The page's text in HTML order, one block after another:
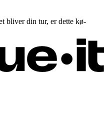
bliver din tur, er dette kø-